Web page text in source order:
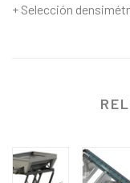
+ Selección